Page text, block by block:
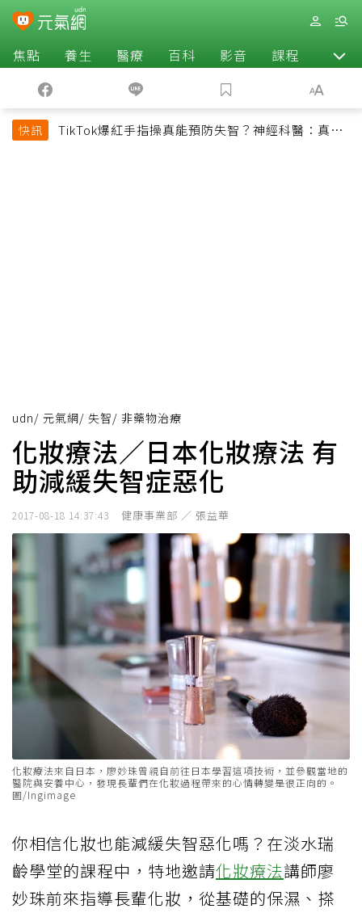
焦點 養生 醫療 百科 影音 課程 退休
快訊
TikTok爆紅手指操真能預防失智？神經科醫：真正
udn/ 元氣網/ 失智/ 非藥物治療
化妝療法／日本化妝療法 有
助減緩失智症惡化
2017-08-18 14:37:43 健康事業部 ／ 張益華
化妝療法來自日本，廖妙珠曾親自前往日本學習這項技術，並參觀當地的
醫院與安養中心，發現長輩們在化妝過程帶來的心情轉變是很正向的。
圖/Ingimage
你相信化妝也能減緩失智惡化嗎？在淡水瑞
齡學堂的課程中，特地邀請化妝療法講師廖
妙珠前來指導長輩化妝，從基礎的保濕、搽